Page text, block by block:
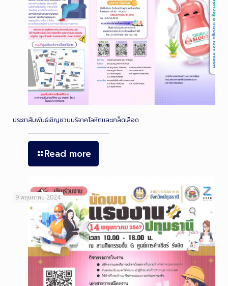
ประชาสัมพันธ์เชิญชวนบริจาคโลหิตและเกล็ดเลือด
Read more
9 พฤษภาคม 2024